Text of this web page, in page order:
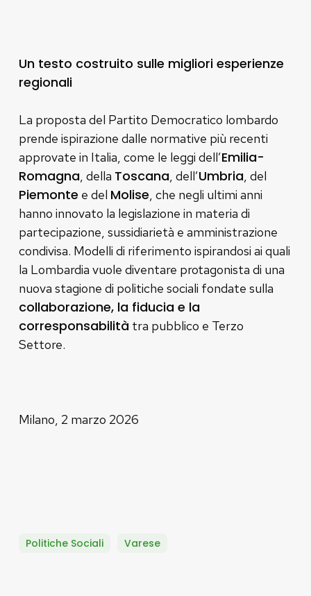
Un testo costruito sulle migliori esperienze
regionali
La proposta del Partito Democratico lombardo
prende ispirazione dalle normative più recenti
approvate in Italia, come le leggi dell’Emilia-
Romagna, della Toscana, dell’Umbria, del
Piemonte e del Molise, che negli ultimi anni
hanno innovato la legislazione in materia di
partecipazione, sussidiarietà e amministrazione
condivisa. Modelli di riferimento ispirandosi ai quali
la Lombardia vuole diventare protagonista di una
nuova stagione di politiche sociali fondate sulla
collaborazione, la fiducia e la
corresponsabilitàtra pubblico e Terzo
Settore.
Milano, 2 marzo 2026
Politiche Sociali Varese